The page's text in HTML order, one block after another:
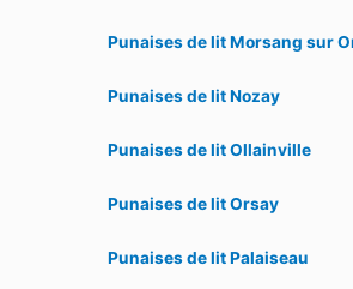
Punaises de lit Morsang sur
Punaises de lit Nozay
Punaises de lit Ollainville
Punaises de lit Orsay
Punaises de lit Palaiseau